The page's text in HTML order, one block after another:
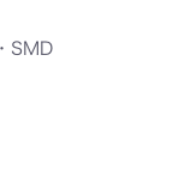
SMD